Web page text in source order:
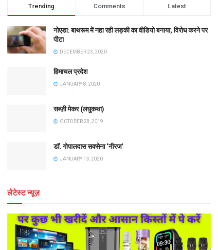
Trending Comments Latest
नोएडा: बाथरूम में नहा रही लड़की का वीडियो बनाया, विरोध करने पर
पीटा
DECEMBER 23, 2020
हिमाचल प्रदेश
JANUARY 8, 2020
सब्ज़ी मेकर (लघुकथा)
OCTOBER 28, 2019
डॉ. गोपालदास सक्सेना ‘नीरज’
JANUARY 13, 2020
लेटेस्ट न्यूज़